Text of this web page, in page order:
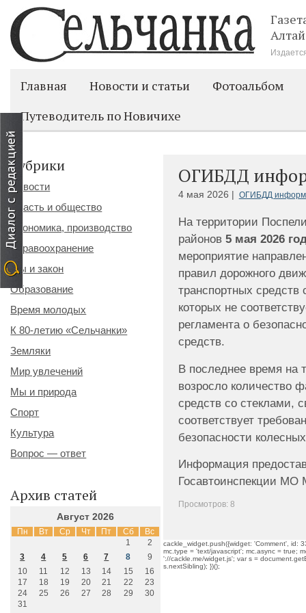
Главная Новости и статьи
Фотоальбом
Путеводитель по Новичихе
ОГИБДД
4 мая 2026 | ОГИБДД
На территории
районов5 мая 2026
мероприятие
правил дорожного
транспортных средств
которых не
регламента о
средств.
В последнее время на
возросло количество
средств со стеклами,
соответствует
безопасности
Информация
Госавтоинспекции МО
Просмотров: 8
cackle_widget.push({widget: 'Comment', id:
mc.type = 'text/javascript'; mc.async = true;
'://cackle.me/widget.js'; var s =
s.nextSibling); })();
Рубрики
Новости
Власть и общество
Экономика, производство
Здравоохранение
Мы и закон
Образование
Время молодых
К 80-летию «Сельчанки»
Земляки
Мир увлечений
Мы и природа
Спорт
Культура
Вопрос — ответ
Архив статей
Август 2026
Пн Вт Ср Чт Пт Сб Вс
1
2
3
4 5 6 7 8
9
10
11 12 13 14 15
16
17
18 19 20 21 22
23
24
25 26 27 28 29
30
31